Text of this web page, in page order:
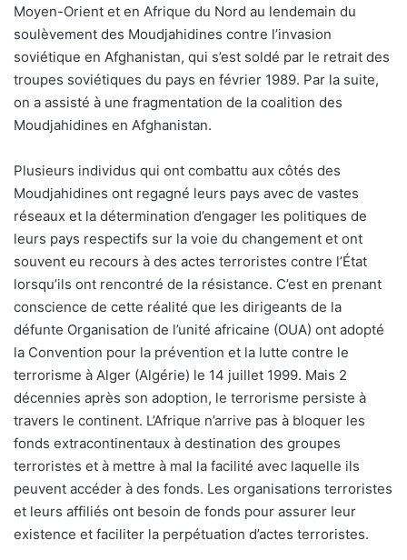
Moyen-Orient et en Afrique du Nord au lendemain du
soulèvement des Moudjahidines contre l’invasion
soviétique en Afghanistan, qui s’est soldé par le retrait des
troupes soviétiques du pays en février 1989. Par la suite,
on a assisté à une fragmentation de la coalition des
Moudjahidines en Afghanistan.
Plusieurs individus qui ont combattu aux côtés des
Moudjahidines ont regagné leurs pays avec de vastes
réseaux et la détermination d’engager les politiques de
leurs pays respectifs sur la voie du changement et ont
souvent eu recours à des actes terroristes contre l’État
lorsqu’ils ont rencontré de la résistance. C’est en prenant
conscience de cette réalité que les dirigeants de la
défunte Organisation de l’unité africaine (OUA) ont adopté
la Convention pour la prévention et la lutte contre le
terrorisme à Alger (Algérie) le 14 juillet 1999. Mais 2
décennies après son adoption, le terrorisme persiste à
travers le continent. L’Afrique n’arrive pas à bloquer les
fonds extracontinentaux à destination des groupes
terroristes et à mettre à mal la facilité avec laquelle ils
peuvent accéder à des fonds. Les organisations terroristes
et leurs affiliés ont besoin de fonds pour assurer leur
existence et faciliter la perpétuation d’actes terroristes.